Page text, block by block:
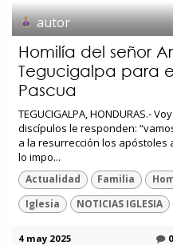
autor
Homilía del señor
Tegucigalpa para
Pascua
TEGUCIGALPA, HONDURAS.-
discípulos le responden:
a la resurrección los
lo impo...
Actualidad Familia
Iglesia
NOTICIAS IGLESIA
4 may 2025 0